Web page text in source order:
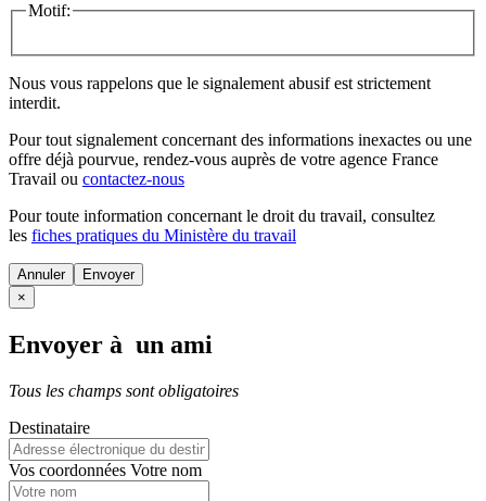
Motif:
Nous vous rappelons que le signalement abusif est strictement
interdit.
Pour tout signalement concernant des informations inexactes ou une
offre déjà pourvue, rendez-vous auprès de votre agence France
Travail ou contactez-nous
Pour toute information concernant le droit du travail, consultez
les fiches pratiques du Ministère du travail
Annuler
×
Envoyer à un ami
Tous les champs sont obligatoires
Destinataire
Vos coordonnées Votre nom